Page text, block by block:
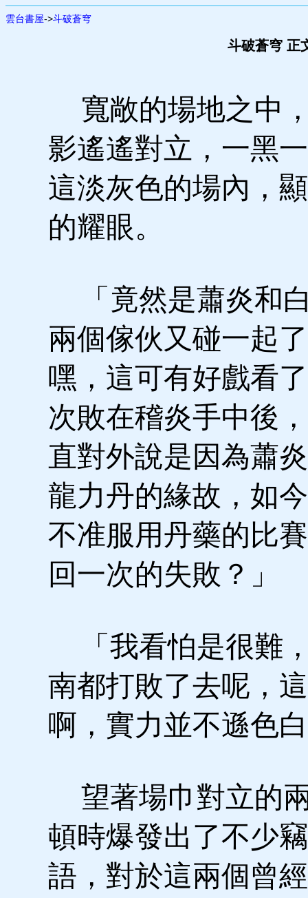
雲台書屋->斗破蒼穹
斗破蒼穹 正
寬敞的場地之中
影遙遙對立，一黑
這淡灰色的場內，
的耀眼。
「竟然是蕭炎和
兩個傢伙又碰一起
嘿，這可有好戲看
次敗在稽炎手中後
直對外說是因為蕭
龍力丹的緣故，如
不准服用丹藥的比
回一次的失敗？」
「我看怕是很難
南都打敗了去呢，
啊，實力並不遜色
望著場巾對立的
頓時爆發出了不少
語，對於這兩個曾